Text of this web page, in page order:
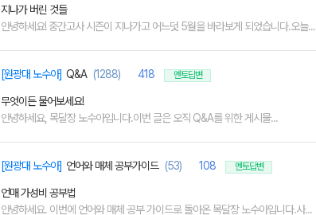
지나가 버린 것들
안녕하세요! 중간고사 시즌이 지나가고 어느덧 5월을 바라보게 되었습니다.오늘...
[원광대 노수아] Q&A (1288) 418 멘토답변
무엇이든 물어보세요!
안녕하세요, 목달장 노수아입니다.이번 글은 오직 Q&A를 위한 게시물...
[원광대 노수아] 언어와 매체 공부가이드 (53) 108 멘토답변
언매 가성비 공부법
안녕하세요. 이번에 언어와 매체 공부 가이드로 돌아온 목달장 노수아입니다.사...